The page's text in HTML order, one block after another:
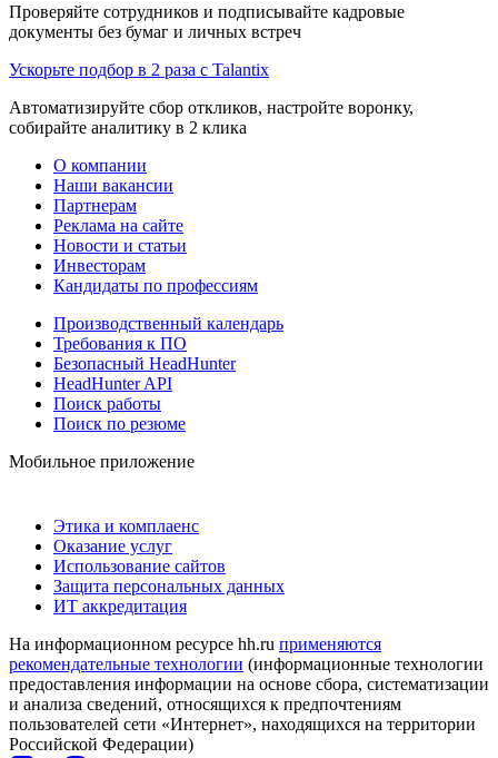
Проверяйте сотрудников и подписывайте кадровые
документы без бумаг и личных встреч
Ускорьте подбор в 2 раза с Talantix
Автоматизируйте сбор откликов, настройте воронку,
собирайте аналитику в 2 клика
О компании
Наши вакансии
Партнерам
Реклама на сайте
Новости и статьи
Инвесторам
Кандидаты по профессиям
Производственный календарь
Требования к ПО
Безопасный HeadHunter
HeadHunter API
Поиск работы
Поиск по резюме
Мобильное приложение
Этика и комплаенс
Оказание услуг
Использование сайтов
Защита персональных данных
ИТ аккредитация
На информационном ресурсе hh.ru применяются
рекомендательные технологии (информационные технологии
предоставления информации на основе сбора, систематизации
и анализа сведений, относящихся к предпочтениям
пользователей сети «Интернет», находящихся на территории
Российской Федерации)